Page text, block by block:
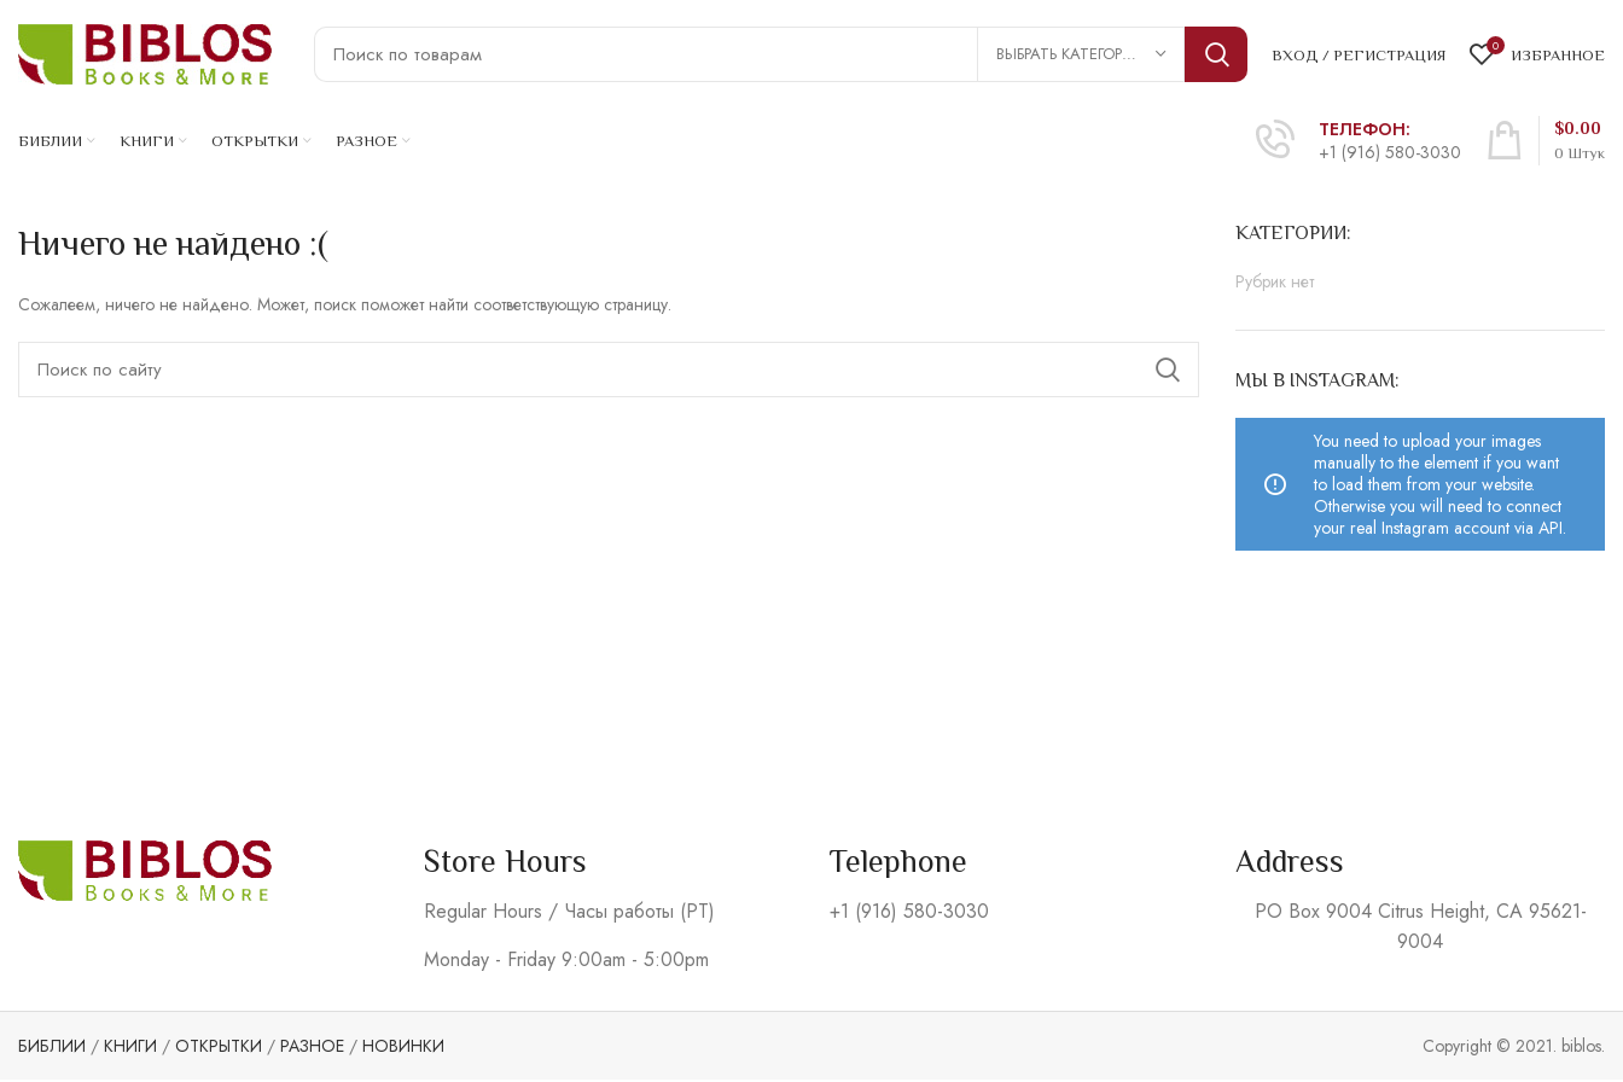
ВЫБРАТЬ КАТЕГОРИЮ ВХОД / РЕГИСТРАЦИЯ 0 ИЗБРАННОЕ
БИБЛИИ КНИГИ ОТКРЫТКИ РАЗНОЕ
ТЕЛЕФОН:
+1 (916) 580-3030
0 Штук
$0.00
Ничего не найдено :(
Сожалеем, ничего не найдено. Может, поиск поможет найти соответствующую страницу.
КАТЕГОРИИ:
Рубрик нет
МЫ В INSTAGRAM:
You need to upload your images
manually to the element if you want
to load them from your website.
Otherwise you will need to connect
your real Instagram account via API.
Store Hours
Regular Hours / Часы работы (PT)
Monday - Friday 9:00am - 5:00pm
Telephone
+1 (916) 580-3030
Address
PO Box 9004 Citrus Height, CA 95621-
9004
БИБЛИИ / КНИГИ / ОТКРЫТКИ / РАЗНОЕ / НОВИНКИ Copyright © 2021. biblos.